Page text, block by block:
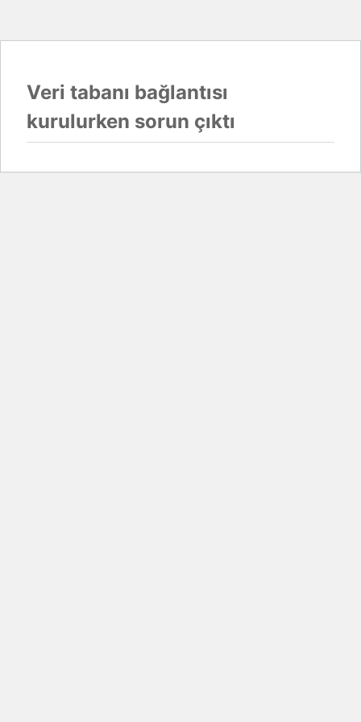
Veri tabanı bağlantısı
kurulurken sorun çıktı